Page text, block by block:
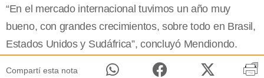
“En el mercado internacional tuvimos un año muy
bueno, con grandes crecimientos, sobre todo en Brasil,
Estados Unidos y Sudáfrica”, concluyó Mendiondo.
Compartí esta nota